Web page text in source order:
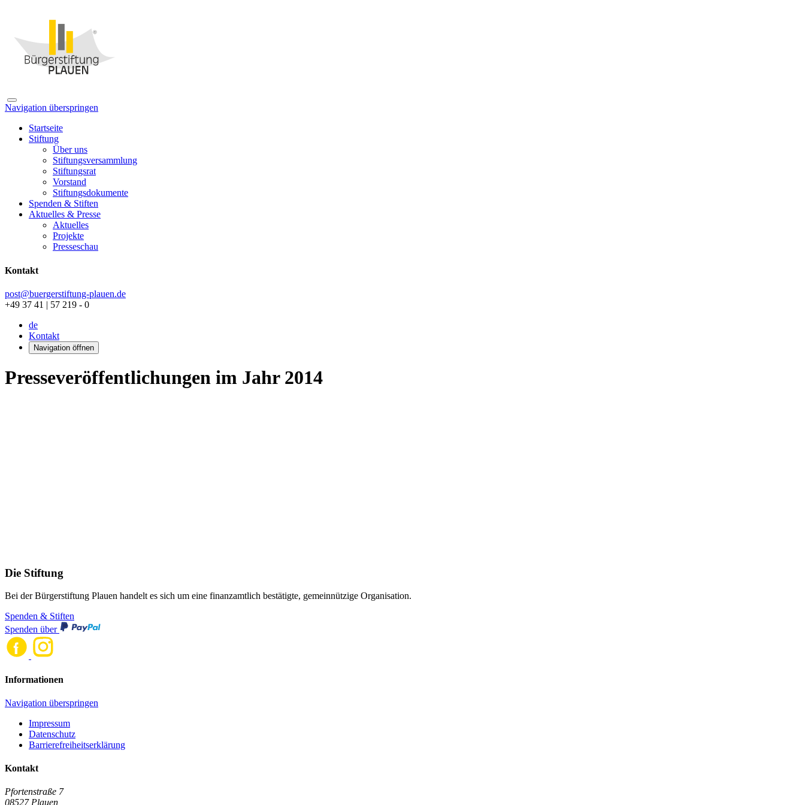
Navigation überspringen
Startseite
Stiftung
Über uns
Stiftungsversammlung
Stiftungsrat
Vorstand
Stiftungsdokumente
Spenden & Stiften
Aktuelles & Presse
Aktuelles
Projekte
Presseschau
Kontakt
post@buergerstiftung-plauen.de
+49 37 41 | 57 219 - 0
de
Kontakt
Navigation öffnen
Presseveröffentlichungen im Jahr 2014
Die Stiftung
Bei der Bürgerstiftung Plauen handelt es sich um eine finanzamtlich bestätigte, gemeinnützige Organisation.
Spenden & Stiften
Spenden über
Informationen
Navigation überspringen
Impressum
Datenschutz
Barrierefreiheitserklärung
Kontakt
Pfortenstraße 7
08527 Plauen